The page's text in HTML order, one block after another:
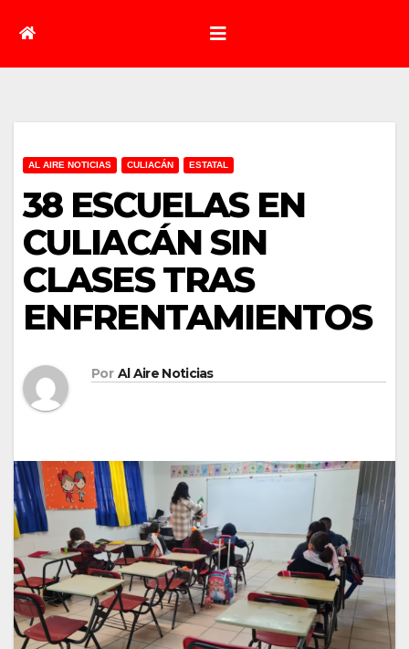
AL AIRE NOTICIAS CULIACÁN ESTATAL
38 ESCUELAS EN
CULIACÁN SIN
CLASES TRAS
ENFRENTAMIENTOS
Por Al Aire Noticias